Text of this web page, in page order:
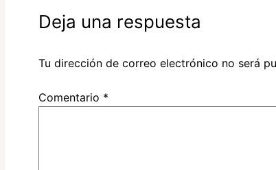
Deja una respuesta
Tu dirección de correo electrónico no será
Comentario *